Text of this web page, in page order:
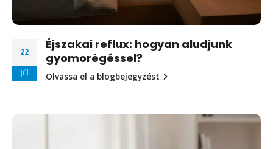
22
júl
Éjszakai reflux: hogyan aludjunk
gyomorégéssel?
Olvassa el a blogbejegyzést